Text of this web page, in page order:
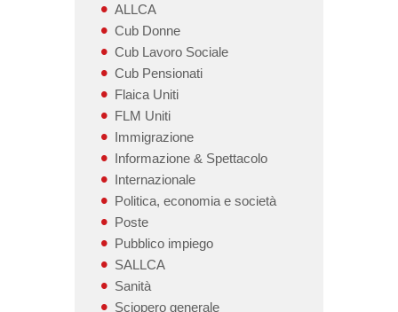
ALLCA
Cub Donne
Cub Lavoro Sociale
Cub Pensionati
Flaica Uniti
FLM Uniti
Immigrazione
Informazione & Spettacolo
Internazionale
Politica, economia e società
Poste
Pubblico impiego
SALLCA
Sanità
Sciopero generale